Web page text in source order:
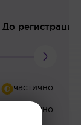
До регистрации